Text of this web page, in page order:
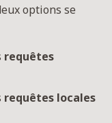
options se
requêtes
requêtes locales